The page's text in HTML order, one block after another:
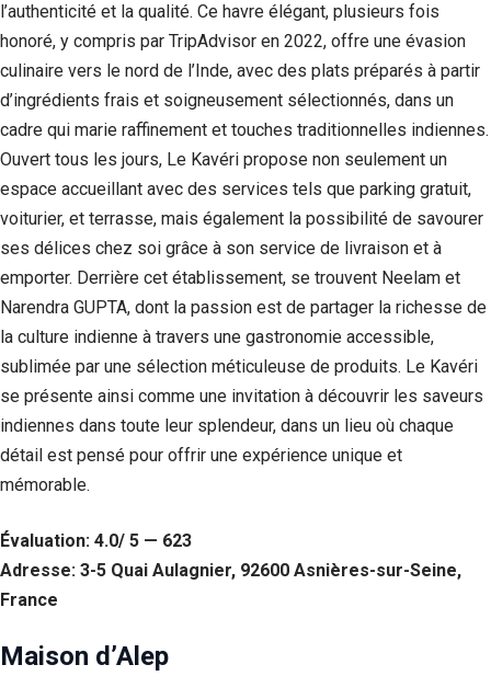
l’authenticité et la qualité. Ce havre élégant, plusieurs fois
honoré, y compris par TripAdvisor en 2022, offre une évasion
culinaire vers le nord de l’Inde, avec des plats préparés à partir
d’ingrédients frais et soigneusement sélectionnés, dans un
cadre qui marie raffinement et touches traditionnelles indiennes.
Ouvert tous les jours, Le Kavéri propose non seulement un
espace accueillant avec des services tels que parking gratuit,
voiturier, et terrasse, mais également la possibilité de savourer
ses délices chez soi grâce à son service de livraison et à
emporter. Derrière cet établissement, se trouvent Neelam et
Narendra GUPTA, dont la passion est de partager la richesse de
la culture indienne à travers une gastronomie accessible,
sublimée par une sélection méticuleuse de produits. Le Kavéri
se présente ainsi comme une invitation à découvrir les saveurs
indiennes dans toute leur splendeur, dans un lieu où chaque
détail est pensé pour offrir une expérience unique et
mémorable.
Évaluation: 4.0/ 5 — 623
Adresse: 3-5 Quai Aulagnier, 92600 Asnières-sur-Seine,
France
Maison d’Alep